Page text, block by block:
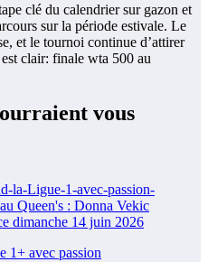
clé du calendrier sur gazon et
sur la période estivale. Le
et le tournoi continue d’attirer
clair: finale wta 500 au
vous
1+ avec passion